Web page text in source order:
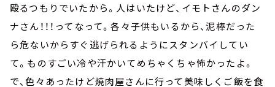
殴るつもりでいたから。人はいたけど、イモトさんのダン
ナさん！！！ってなって。各々子供もいるから、泥棒だった
ら危ないからすぐ逃げられるようにスタンバイしてい
て。ものすごい冷や汗かいてめちゃくちゃ怖かったよ。
で、色々あったけど焼肉屋さんに行って美味しくご飯を食